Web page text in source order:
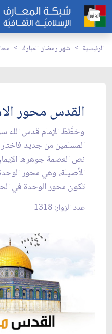
الرئيسية شهر رمضان المبارك
القدس محور
وخطَّطَ الإمام قدس الله
المسلمين من جديد
نص العصمة جوهرها الإيمان
الأصيلة، وهي محور
تكون محور الوحدة في
عدد الزوار: 1318